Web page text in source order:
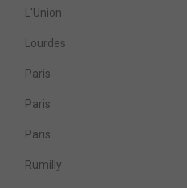
L'Union
Lourdes
Paris
Paris
Paris
Rumilly